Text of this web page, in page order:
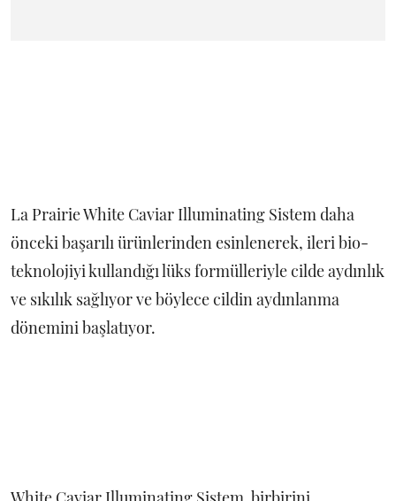
La Prairie White Caviar Illuminating Sistem daha
önceki başarılı ürünlerinden esinlenerek, ileri bio-
teknolojiyi kullandığı lüks formülleriyle cilde aydınlık
ve sıkılık sağlıyor ve böylece cildin aydınlanma
dönemini başlatıyor.